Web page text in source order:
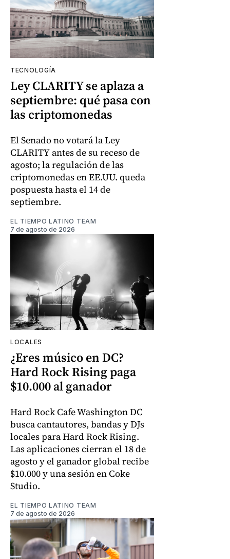
TECNOLOGÍA
Ley CLARITY se aplaza a
septiembre: qué pasa con
las criptomonedas
El Senado no votará la Ley
CLARITY antes de su receso de
agosto; la regulación de las
criptomonedas en EE.UU. queda
pospuesta hasta el 14 de
septiembre.
EL TIEMPO LATINO TEAM
7 de agosto de 2026
LOCALES
¿Eres músico en DC?
Hard Rock Rising paga
$10.000 al ganador
Hard Rock Cafe Washington DC
busca cantautores, bandas y DJs
locales para Hard Rock Rising.
Las aplicaciones cierran el 18 de
agosto y el ganador global recibe
$10.000 y una sesión en Coke
Studio.
EL TIEMPO LATINO TEAM
7 de agosto de 2026